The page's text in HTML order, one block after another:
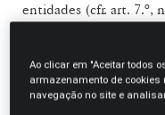
entidades (cfr. art. 7.º,
considerados nulos:
(i) Verificação da
Ao clicar em "Aceitar todos
armazenamento de
navegação no site e